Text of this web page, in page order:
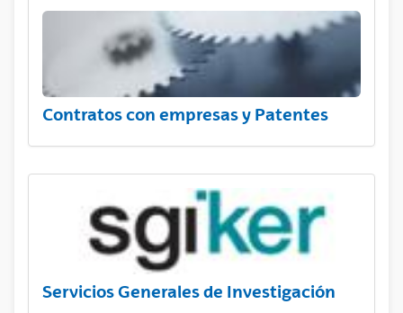
Contratos con empresas y Patentes
Servicios Generales de Investigación